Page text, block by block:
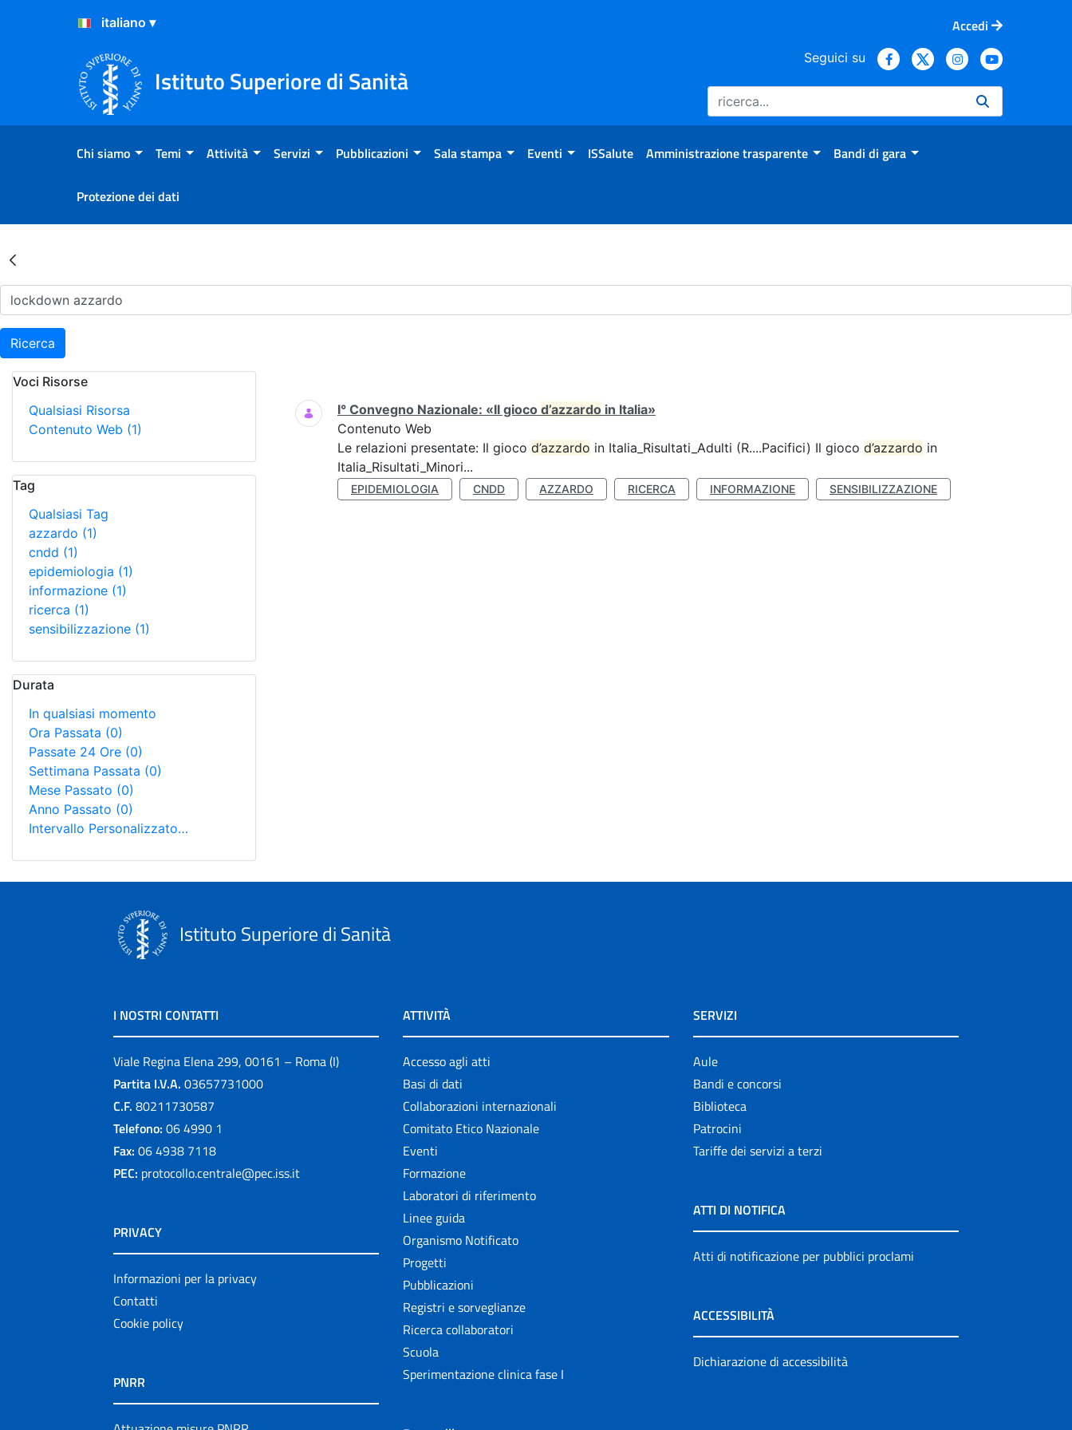
Salta al Contenuto
Salta al Footer
Accedi
Istituto Superiore di Sanità
Seguici su
Chi siamo Temi Attività Servizi Pubblicazioni Sala stampa Eventi ISSalute Amministrazione trasparente Bandi di gara
Protezione dei dati
Risultati della Ricerca - Archivio
Ricerca
Voci Risorse
Qualsiasi Risorsa
Contenuto Web (1)
Tag
Qualsiasi Tag
azzardo (1)
cndd (1)
epidemiologia (1)
informazione (1)
ricerca (1)
sensibilizzazione (1)
Durata
In qualsiasi momento
Ora Passata (0)
Passate 24 Ore (0)
Settimana Passata (0)
Mese Passato (0)
Anno Passato (0)
Intervallo Personalizzato…
Ricerca
I° Convegno Nazionale: «Il gioco d’azzardo in Italia»
Contenuto Web
Le relazioni presentate: Il gioco d’azzardo in Italia_Risultati_Adulti (R....Pacifici) Il gioco d’azzardo in
Italia_Risultati_Minori...
EPIDEMIOLOGIA CNDD AZZARDO RICERCA INFORMAZIONE SENSIBILIZZAZIONE
Istituto Superiore di Sanità
I NOSTRI CONTATTI
Viale Regina Elena 299, 00161 – Roma (I)
Partita I.V.A. 03657731000
C.F. 80211730587
Telefono: 06 4990 1
Fax: 06 4938 7118
PEC: protocollo.centrale@pec.iss.it
PRIVACY
Informazioni per la privacy
Contatti
Cookie policy
PNRR
ATTIVITÀ
Accesso agli atti
Basi di dati
Collaborazioni internazionali
Comitato Etico Nazionale
Eventi
Formazione
Laboratori di riferimento
Linee guida
Organismo Notificato
Progetti
Pubblicazioni
Registri e sorveglianze
Ricerca collaboratori
Scuola
Sperimentazione clinica fase I
SERVIZI
Aule
Bandi e concorsi
Biblioteca
Patrocini
Tariffe dei servizi a terzi
ATTI DI NOTIFICA
Atti di notificazione per pubblici proclami
ACCESSIBILITÀ
Dichiarazione di accessibilità